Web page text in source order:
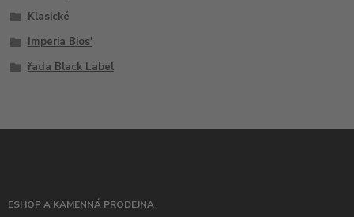
Klasické
Imperia Bios'
řada Black Label
ESHOP A KAMENNÁ PRODEJNA